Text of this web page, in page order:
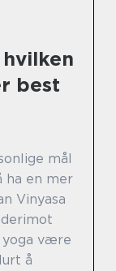
best
mål
ha en mer
Vinyasa
yoga være
å